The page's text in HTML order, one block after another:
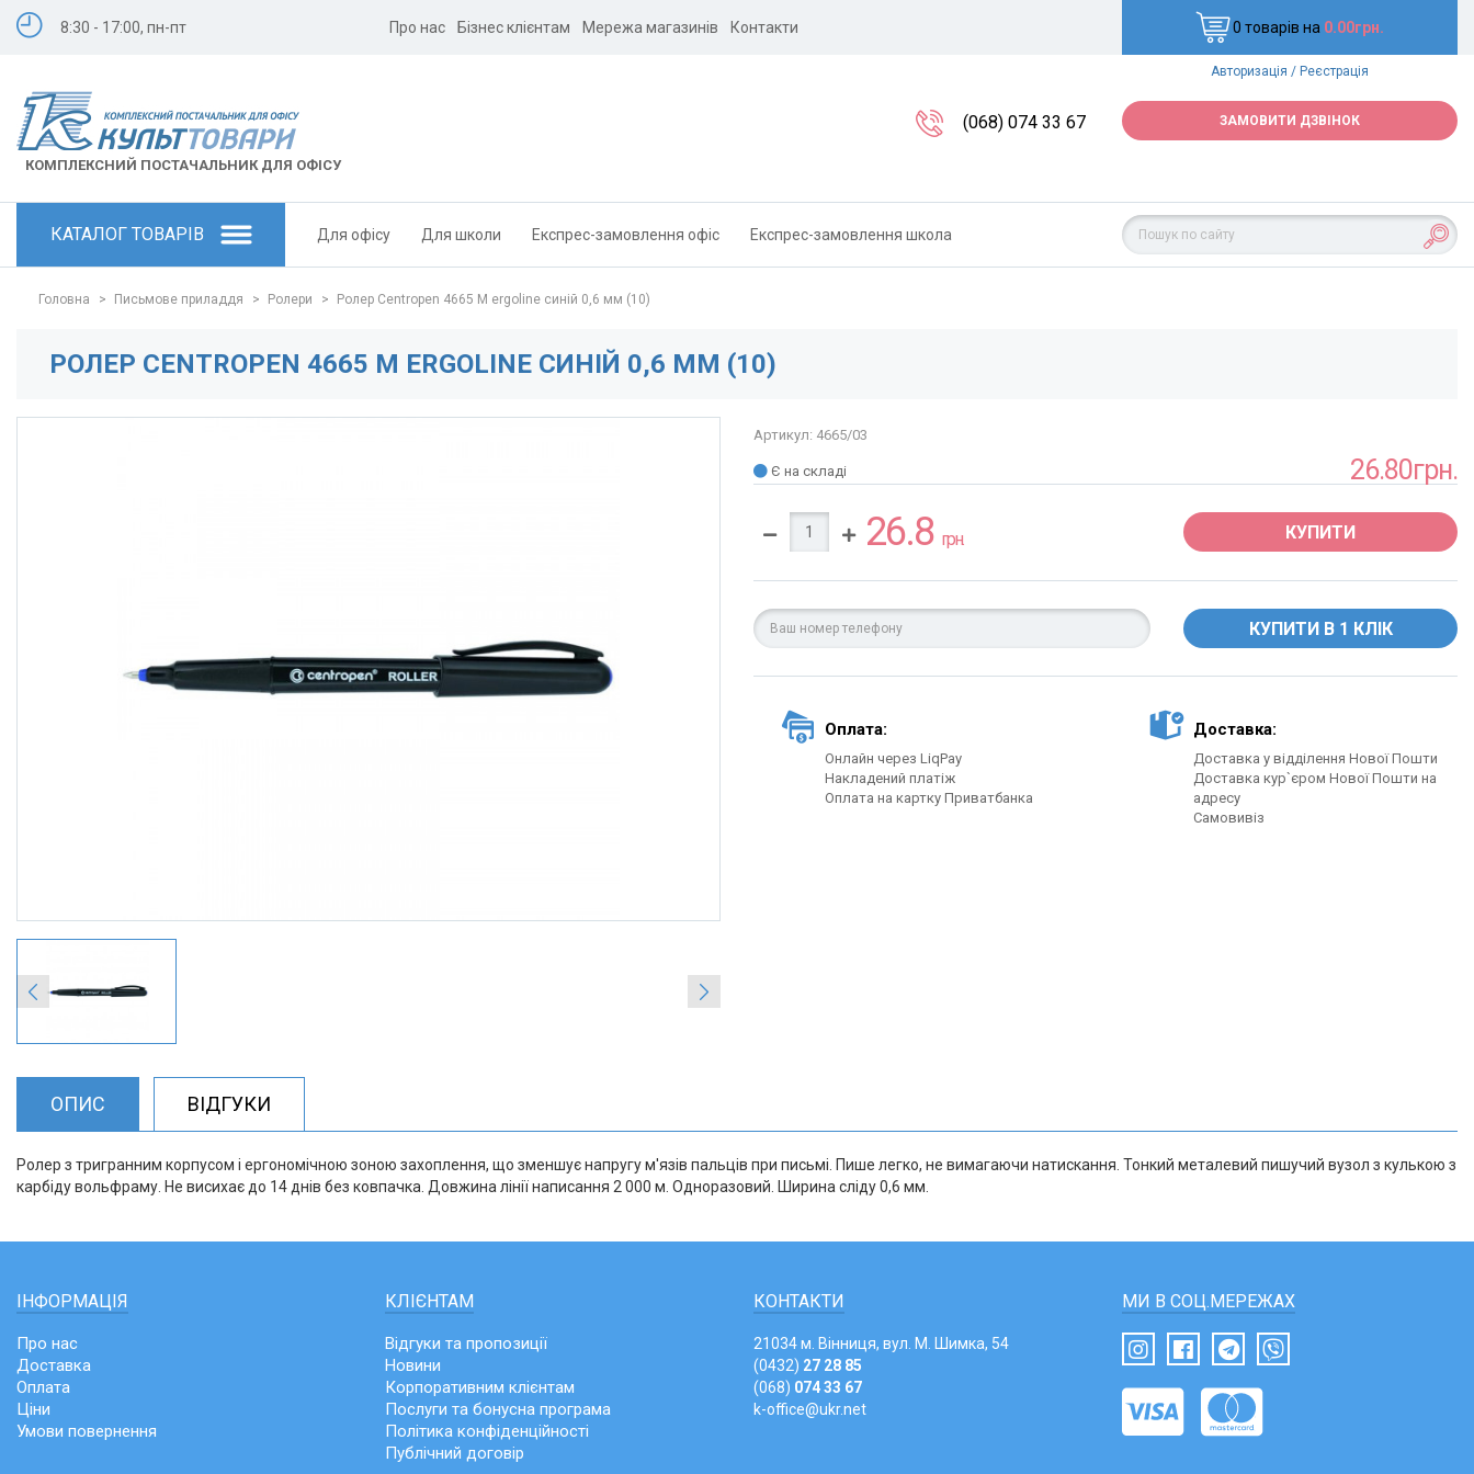
8:30 - 17:00, пн-пт Про нас Бізнес клієнтам Мережа магазинів Контакти 0 товарів на 0.00грн.
Авторизація / Реєстрація
КОМПЛЕКСНИЙ ПОСТАЧАЛЬНИК ДЛЯ ОФІСУ
(068) 074 33 67 ЗАМОВИТИ ДЗВІНОК
КАТАЛОГ ТОВАРІВ Для офісу Для школи Експрес-замовлення офіс Експрес-замовлення школа
Головна > Письмове приладдя > Ролери > Ролер Centropen 4665 М ergoline синій 0,6 мм (10)
РОЛЕР CENTROPEN 4665 М ERGOLINE СИНІЙ 0,6 ММ (10)
Артикул: 4665/03
Є на складі 26.80грн.
26.8 грн. КУПИТИ
Оплата:
Онлайн через LiqPay
Накладений платіж
Оплата на картку Приватбанка
Доставка:
Доставка у відділення Нової Пошти
Доставка кур`єром Нової Пошти на
адресу
Самовивіз
ОПИС ВІДГУКИ
Ролер з тригранним корпусом і ергономічною зоною захоплення, що зменшує напругу м'язів пальців при письмі. Пише легко, не вимагаючи натискання. Тонкий металевий пишучий вузол з кулькою з
карбіду вольфраму. Не висихає до 14 днів без ковпачка. Довжина лінії написання 2 000 м. Одноразовий. Ширина сліду 0,6 мм.
ІНФОРМАЦІЯ
Про нас
Доставка
Оплата
Ціни
Умови повернення
КЛІЄНТАМ
Відгуки та пропозиції
Новини
Корпоративним клієнтам
Послуги та бонусна програма
Політика конфіденційності
Публічний договір
КОНТАКТИ
21034 м. Вінниця, вул. М. Шимка, 54
(0432) 27 28 85
(068) 074 33 67
k-office@ukr.net
МИ В СОЦ.МЕРЕЖАХ